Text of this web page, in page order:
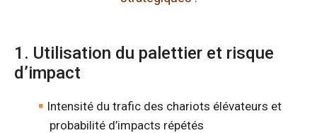
1. Utilisation du palettier et risque
d’impact
Intensité du trafic des chariots élévateurs et
probabilité d’impacts répétés